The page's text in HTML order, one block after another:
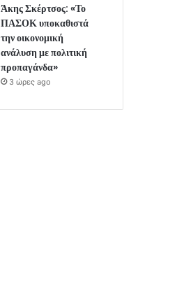
Άκης Σκέρτσος: «Το
ΠΑΣΟΚ υποκαθιστά
την οικονομική
ανάλυση με πολιτική
προπαγάνδα»
3 ώρες ago